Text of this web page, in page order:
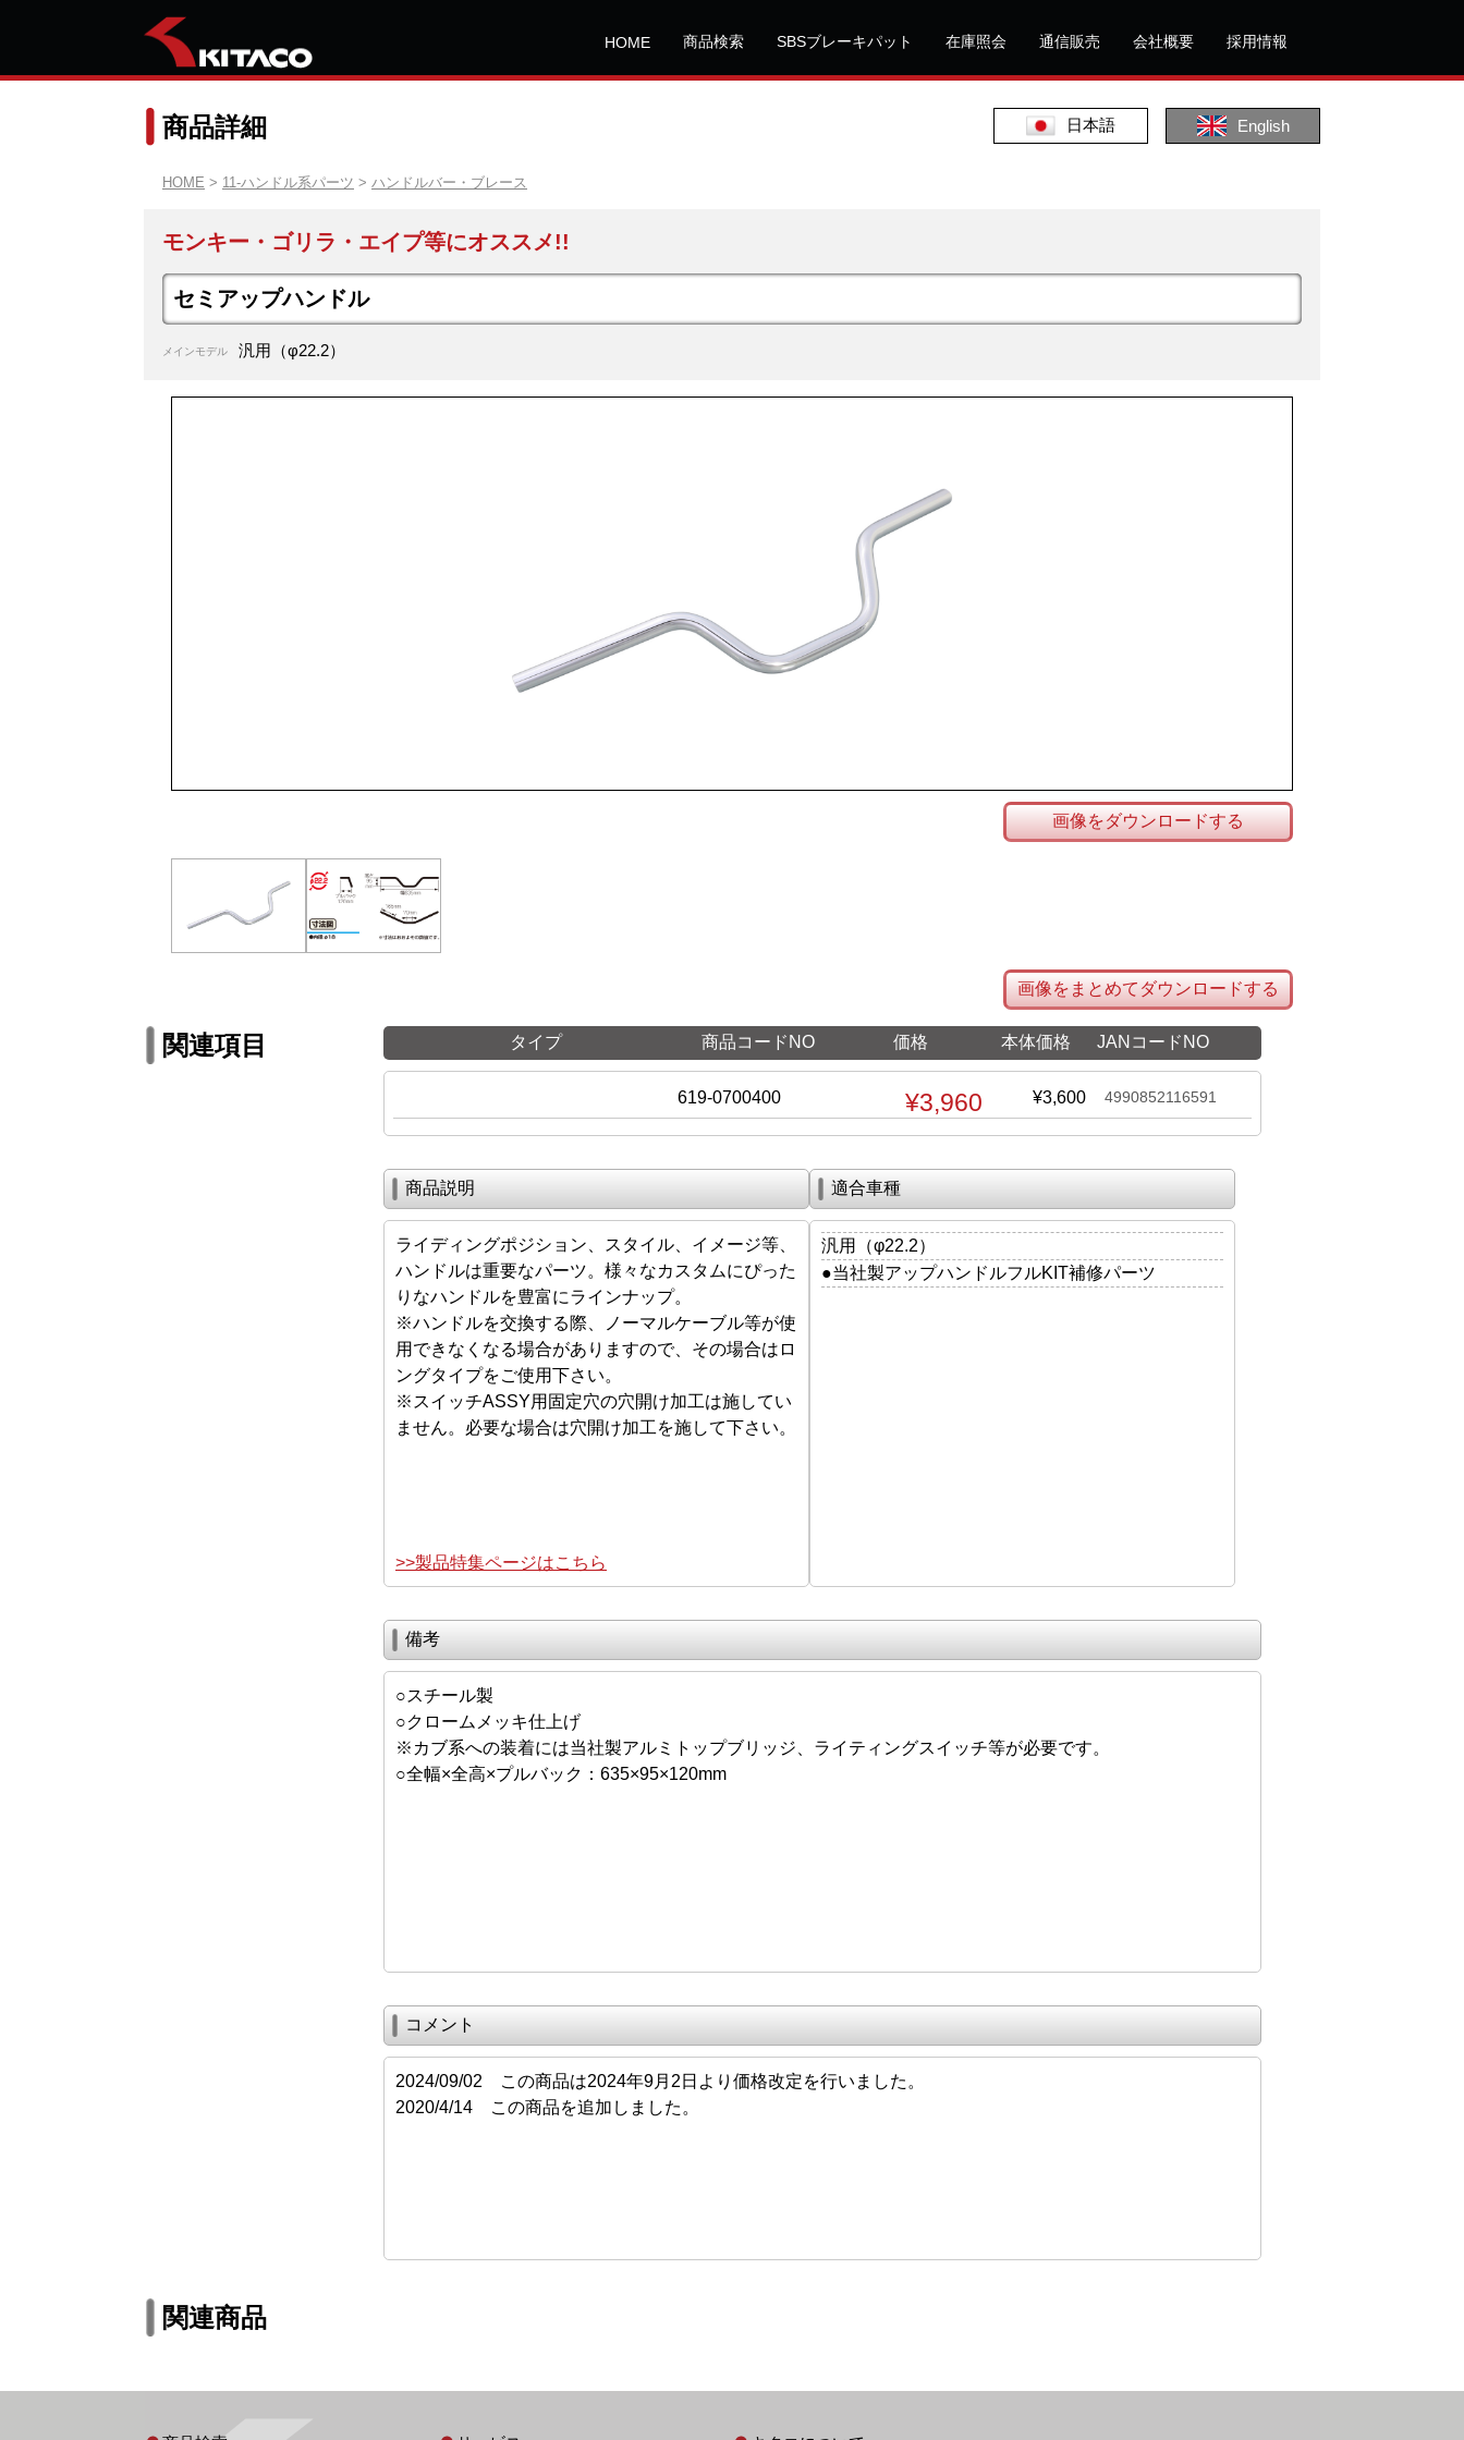
HOME 商品検索 SBSブレーキパット 在庫照会 通信販売 会社概要 採用情報
日本語 English
商品詳細
HOME > 11-ハンドル系パーツ > ハンドルバー・ブレース
モンキー・ゴリラ・エイプ等にオススメ!!
セミアップハンドル
メインモデル 汎用（φ22.2）
画像をダウンロードする
画像をまとめてダウンロードする
関連項目 タイプ 商品コードNO 価格 本体価格 JANコードNO
619-0700400 ¥3,960 ¥3,600 4990852116591
商品説明
ライディングポジション、スタイル、イメージ等、
ハンドルは重要なパーツ。様々なカスタムにぴった
りなハンドルを豊富にラインナップ。
※ハンドルを交換する際、ノーマルケーブル等が使
用できなくなる場合がありますので、その場合はロ
ングタイプをご使用下さい。
※スイッチASSY用固定穴の穴開け加工は施してい
ません。必要な場合は穴開け加工を施して下さい。
>>製品特集ページはこちら
適合車種
汎用（φ22.2）
●当社製アップハンドルフルKIT補修パーツ
備考
○スチール製
○クロームメッキ仕上げ
※カブ系への装着には当社製アルミトップブリッジ、ライティングスイッチ等が必要です。
○全幅×全高×プルバック：635×95×120mm
コメント
2024/09/02 この商品は2024年9月2日より価格改定を行いました。
2020/4/14 この商品を追加しました。
関連商品